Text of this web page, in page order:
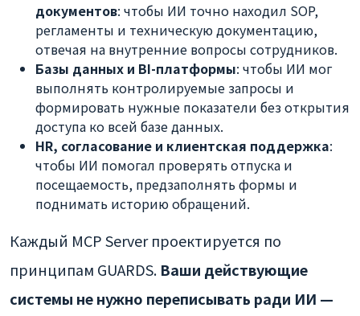
документов: чтобы ИИ точно находил SOP,
регламенты и техническую документацию,
отвечая на внутренние вопросы сотрудников.
Базы данных и BI-платформы: чтобы ИИ мог
выполнять контролируемые запросы и
формировать нужные показатели без открытия
доступа ко всей базе данных.
HR, согласование и клиентская поддержка:
чтобы ИИ помогал проверять отпуска и
посещаемость, предзаполнять формы и
поднимать историю обращений.
Каждый MCP Server проектируется по
принципам GUARDS. Ваши действующие
системы не нужно переписывать ради ИИ —